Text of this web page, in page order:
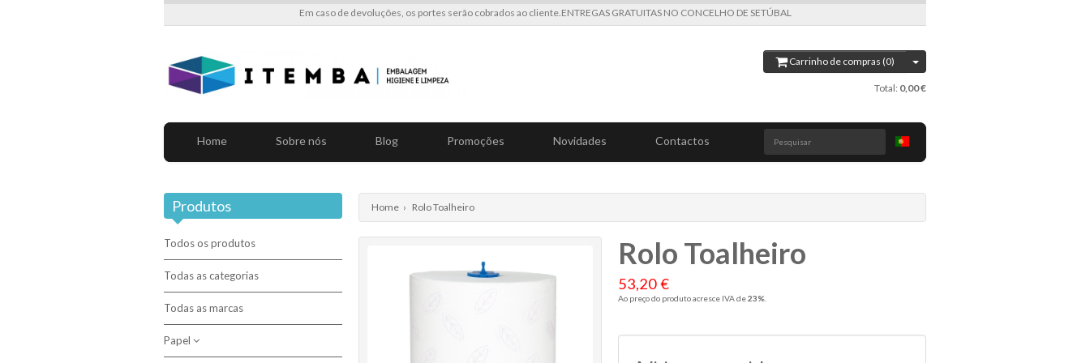
Em caso de devoluções, os portes serão cobrados ao cliente.ENTREGAS GRATUITAS NO CONCELHO DE SETÚBAL
Carrinho de compras (0)
Total: 0,00 €
Home Sobre nós Blog Promoções Novidades Contactos Pesquisar
Produtos
Todos os produtos
Todas as categorias
Todas as marcas
Papel
Home › Rolo Toalheiro
Rolo Toalheiro
53,20 €
Ao preço do produto acresce IVA de23%